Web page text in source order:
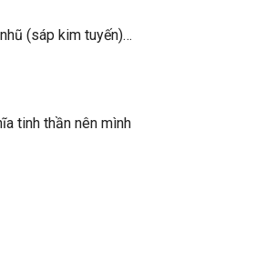
(sáp kim tuyến)…
tinh thần nên mình